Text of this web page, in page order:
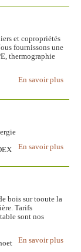
et copropriétés
fournissons une
thermographie
En savoir plus
En savoir plus
bois sur tooute la
Tarifs
sont nos
En savoir plus